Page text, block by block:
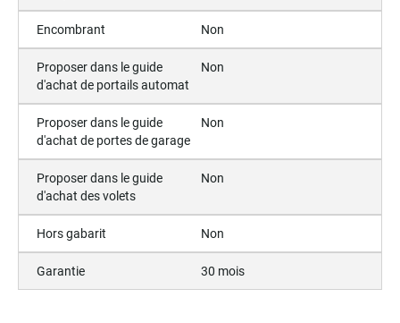
Encombrant Non
Proposer dans le guide
d'achat de portails automat
Non
Proposer dans le guide
d'achat de portes de garage
Non
Proposer dans le guide
d'achat des volets
Non
Hors gabarit Non
Garantie 30 mois